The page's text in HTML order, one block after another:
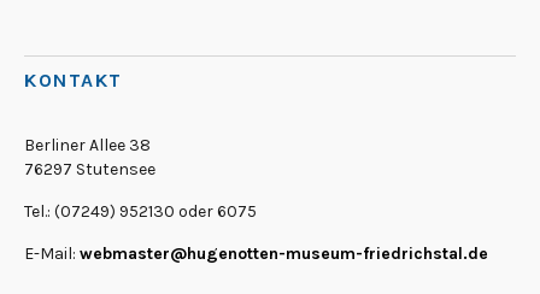
KONTAKT
Berliner Allee 38
76297 Stutensee
Tel.: (07249) 952130 oder 6075
E-Mail: webmaster@hugenotten-museum-friedrichstal.de